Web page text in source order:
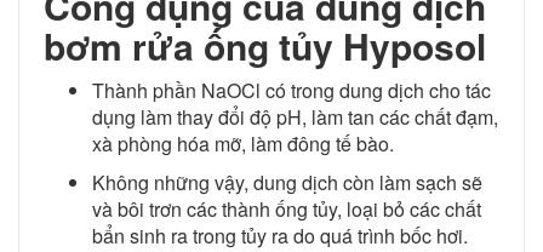
bơm rửa ống tủy Hyposol
Thành phần NaOCl có trong dung dịch cho tác
dụng làm thay đổi độ pH, làm tan các chất đạm,
xà phòng hóa mỡ, làm đông tế bào.
Không những vậy, dung dịch còn làm sạch sẽ
và bôi trơn các thành ống tủy, loại bỏ các chất
bẩn sinh ra trong tủy ra do quá trình bốc hơi.